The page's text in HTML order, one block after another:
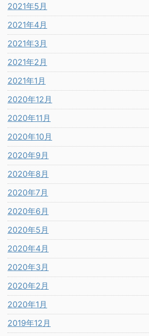
2021年5月
2021年4月
2021年3月
2021年2月
2021年1月
2020年12月
2020年11月
2020年10月
2020年9月
2020年8月
2020年7月
2020年6月
2020年5月
2020年4月
2020年3月
2020年2月
2020年1月
2019年12月